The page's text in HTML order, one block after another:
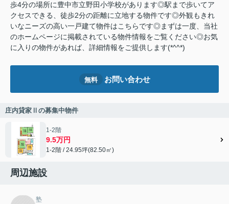
歩4分の場所に豊中市立野田小学校があります◎駅まで歩いてア
クセスできる、徒歩2分の距離に立地する物件です◎外観もきれ
いなニーズの高い一戸建て物件はこちらです◎まずは一度、当社
のホームページに掲載されている物件情報をご覧ください◎お気
に入りの物件があれば、詳細情報をご提供します(*^^*)
無料 お問い合わせ
庄内貸家Ⅱの募集中物件
1-2階
9.5万円
1-2階 / 24.95坪(82.50㎡)
周辺施設
塾